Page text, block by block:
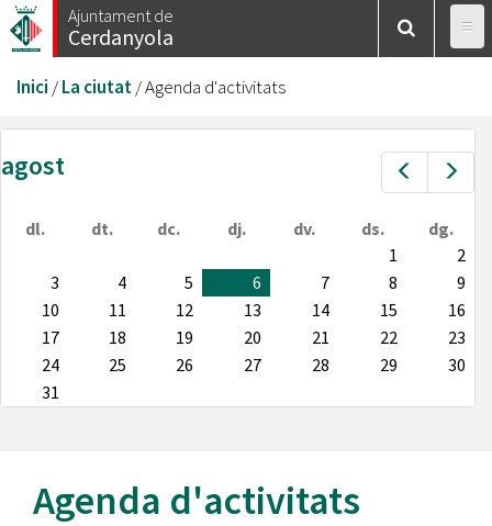
Vés
al
Ajuntament de
Cerdanyola
Esteu
aquí
Inici /La ciutat/Agenda d'activitats
Prev
agost
dl. dt. dc. dj. dv. ds.
dg.
1
2
3
4 5 6 7 8
9
10
11 12 13 14 15
16
17
18 19 20 21 22
23
24
25 26 27 28 29
30
31
Agenda d'activitats